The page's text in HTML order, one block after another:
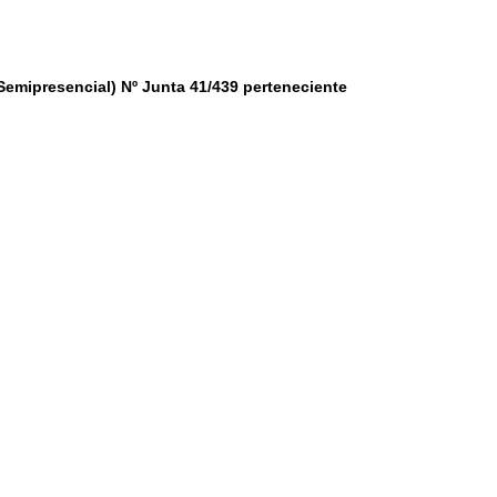
Nº Junta 41/439 perteneciente